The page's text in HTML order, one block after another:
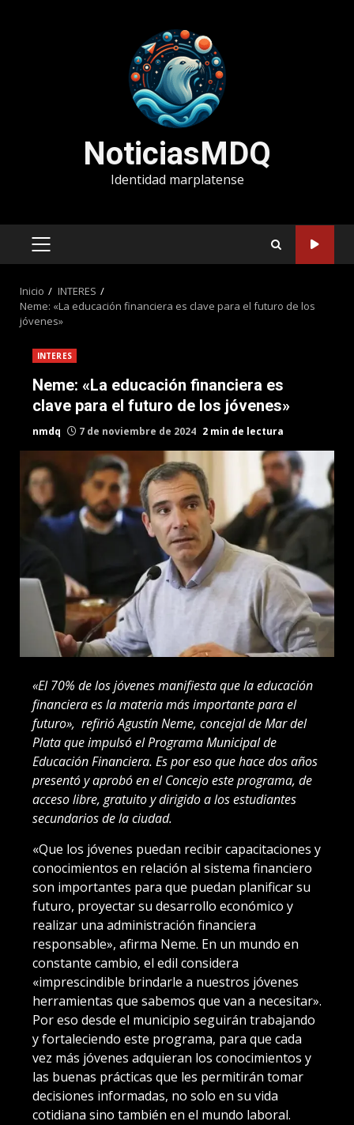
NoticiasMDQ
Identidad marplatense
MENÚ
Inicio
INTERES
Neme: «La educación financiera es clave para el futuro de los
jóvenes»
INTERES
Neme: «La educación financiera es
clave para el futuro de los jóvenes»
nmdq 7 de noviembre de 2024 2 min de lectura
«El 70% de los jóvenes manifiesta que la educación
financiera es la materia más importante para el
futuro», refirió Agustín Neme, concejal de Mar del
Plata que impulsó el Programa Municipal de
Educación Financiera. Es por eso que hace dos años
presentó y aprobó en el Concejo este programa, de
acceso libre, gratuito y dirigido a los estudiantes
secundarios de la ciudad.
«Que los jóvenes puedan recibir capacitaciones y
conocimientos en relación al sistema financiero
son importantes para que puedan planificar su
futuro, proyectar su desarrollo económico y
realizar una administración financiera
responsable», afirma Neme. En un mundo en
constante cambio, el edil considera
«imprescindible brindarle a nuestros jóvenes
herramientas que sabemos que van a necesitar».
Por eso desde el municipio seguirán trabajando
y fortaleciendo este programa, para que cada
vez más jóvenes adquieran los conocimientos y
las buenas prácticas que les permitirán tomar
decisiones informadas, no solo en su vida
cotidiana sino también en el mundo laboral.